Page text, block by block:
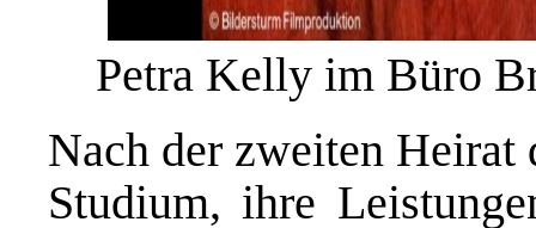
Petra Kelly im Büro
Nach der zweiten
Studium, ihre